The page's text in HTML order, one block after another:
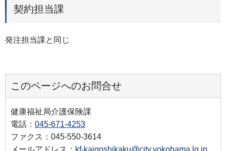
契約担当課
発注担当課と同じ
このページへのお問合せ
健康福祉局介護保険課
電話： 045-671-4253
ファクス：045-550-3614
メールアドレス： kf-kaigoshikaku@city.yokohama.lg.jp